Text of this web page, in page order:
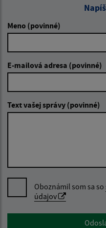
Meno (povinné)
E-mailová adresa (povinné)
Text vašej správy (povinné)
Oboznámil som sa so
údajov
Google reCaptcha Response